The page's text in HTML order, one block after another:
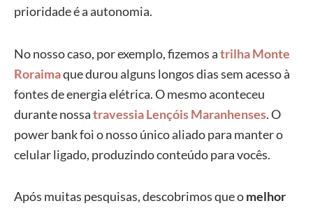
prioridade é a autonomia.
No nosso caso, por exemplo, fizemos atrilha Monte
Roraimaque durou alguns longos dias sem acesso à
fontes de energia elétrica. O mesmo aconteceu
durante nossatravessia Lençóis Maranhenses. O
power bank foi o nosso único aliado para manter o
celular ligado, produzindo conteúdo para vocês.
Após muitas pesquisas, descobrimos que omelhor